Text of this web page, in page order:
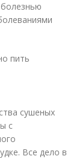
пить
сушеных
с
Все дело в